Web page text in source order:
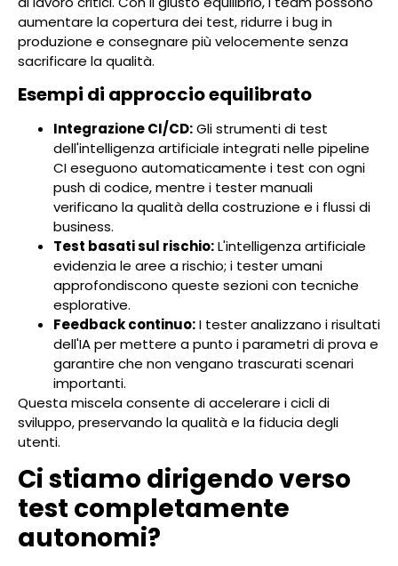
aumentare la copertura dei test, ridurre i bug in
produzione e consegnare più velocemente senza
sacrificare la qualità.
Esempi di approccio equilibrato
Integrazione CI/CD:Gli strumenti di test
dell'intelligenza artificiale integrati nelle pipeline
CI eseguono automaticamente i test con ogni
push di codice, mentre i tester manuali
verificano la qualità della costruzione e i flussi di
business.
Test basati sul rischio:L'intelligenza artificiale
evidenzia le aree a rischio; i tester umani
approfondiscono queste sezioni con tecniche
esplorative.
Feedback continuo:I tester analizzano i risultati
dell'IA per mettere a punto i parametri di prova e
garantire che non vengano trascurati scenari
importanti.
Questa miscela consente di accelerare i cicli di
sviluppo, preservando la qualità e la fiducia degli
utenti.
Ci stiamo dirigendo verso
test completamente
autonomi?